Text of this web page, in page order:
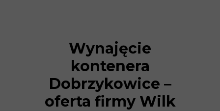
Wynajęcie
kontenera
Dobrzykowice –
oferta firmy Wilk